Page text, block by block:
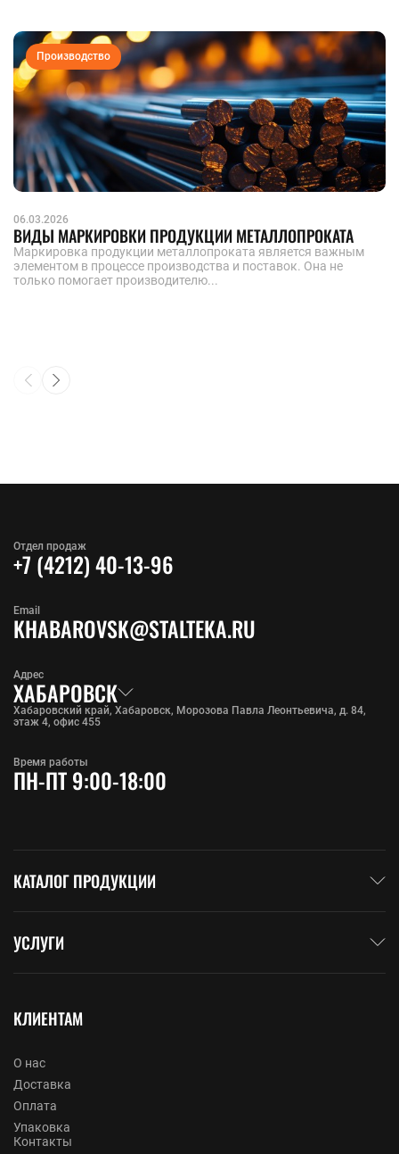
Производство
06.03.2026
ВИДЫ МАРКИРОВКИ ПРОДУКЦИИ МЕТАЛЛОПРОКАТА
Маркировка продукции металлопроката является важным
элементом в процессе производства и поставок. Она не
только помогает производителю...
Отдел продаж
+7 (4212) 40-13-96
Адрес
ХАБАРОВСК
Хабаровский край, Хабаровск, Морозова Павла Леонтьевича, д. 84,
этаж 4, офис 455
Email
KHABAROVSK@STALTEKA.RU
Время работы
ПН-ПТ 9:00-18:00
КАТАЛОГ ПРОДУКЦИИ
УСЛУГИ
КЛИЕНТАМ
О нас
Доставка
Оплата
Упаковка
Контакты